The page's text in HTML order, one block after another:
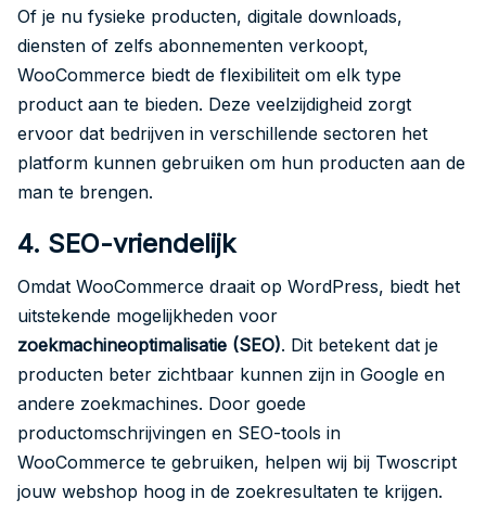
Of je nu fysieke producten, digitale downloads,
diensten of zelfs abonnementen verkoopt,
WooCommerce biedt de flexibiliteit om elk type
product aan te bieden. Deze veelzijdigheid zorgt
ervoor dat bedrijven in verschillende sectoren het
platform kunnen gebruiken om hun producten aan de
man te brengen.
4. SEO-vriendelijk
Omdat WooCommerce draait op WordPress, biedt het
uitstekende mogelijkheden voor
zoekmachineoptimalisatie (SEO). Dit betekent dat je
producten beter zichtbaar kunnen zijn in Google en
andere zoekmachines. Door goede
productomschrijvingen en SEO-tools in
WooCommerce te gebruiken, helpen wij bij Twoscript
jouw webshop hoog in de zoekresultaten te krijgen.